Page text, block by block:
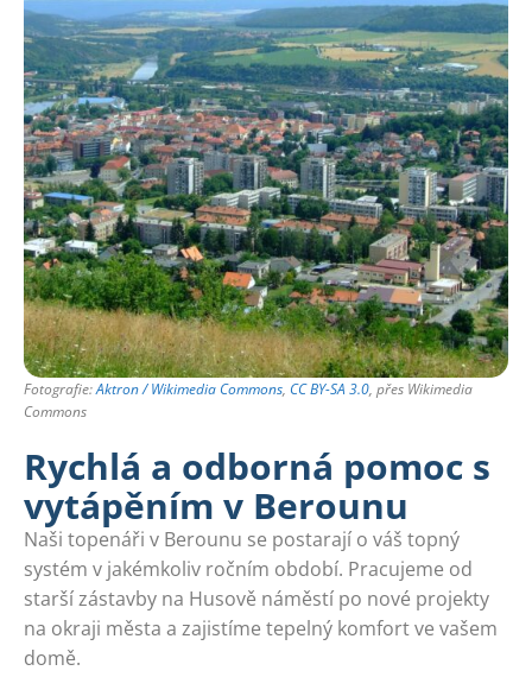
Fotografie:Aktron / Wikimedia Commons, CC BY-SA 3.0, přes Wikimedia
Commons
Rychlá a odborná pomoc s
vytápěním v Berounu
Naši topenáři v Berounu se postarají o váš topný
systém v jakémkoliv ročním období. Pracujeme od
starší zástavby na Husově náměstí po nové projekty
na okraji města a zajistíme tepelný komfort ve vašem
domě.